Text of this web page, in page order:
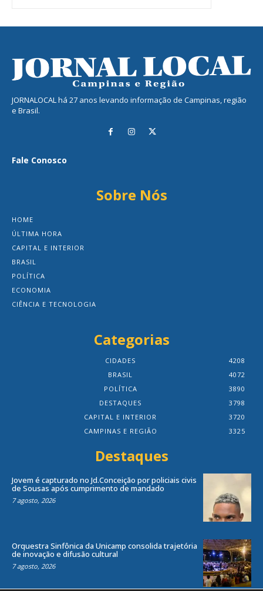
JORNALOCAL há 27 anos levando informação de Campinas, região
e Brasil.
Fale Conosco
Sobre Nós
HOME
ÚLTIMA HORA
CAPITAL E INTERIOR
BRASIL
POLÍTICA
ECONOMIA
CIÊNCIA E TECNOLOGIA
Categorias
CIDADES
4208
BRASIL
4072
POLÍTICA
3890
DESTAQUES
3798
CAPITAL E INTERIOR
3720
CAMPINAS E REGIÃO
3325
Destaques
Jovem é capturado no Jd.Conceição por policiais civis
de Sousas após cumprimento de mandado
7 agosto, 2026
Orquestra Sinfônica da Unicamp consolida trajetória
de inovação e difusão cultural
7 agosto, 2026